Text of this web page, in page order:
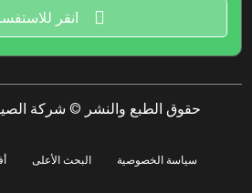
انقر
حقوق الطبع والنشر © شركة
البحث الأعلى سياسة الخصوصية